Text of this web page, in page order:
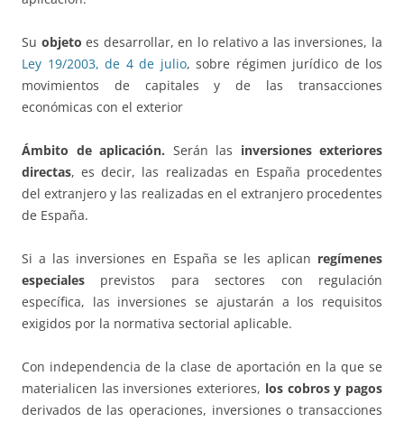
Su objeto es desarrollar, en lo relativo a las inversiones, la
Ley 19/2003, de 4 de julio, sobre régimen jurídico de los
movimientos de capitales y de las transacciones
económicas con el exterior
Ámbito de aplicación. Serán las inversiones exteriores
directas, es decir, las realizadas en España procedentes
del extranjero y las realizadas en el extranjero procedentes
de España.
Si a las inversiones en España se les aplican regímenes
especiales previstos para sectores con regulación
específica, las inversiones se ajustarán a los requisitos
exigidos por la normativa sectorial aplicable.
Con independencia de la clase de aportación en la que se
materialicen las inversiones exteriores, los cobros y pagos
derivados de las operaciones, inversiones o transacciones